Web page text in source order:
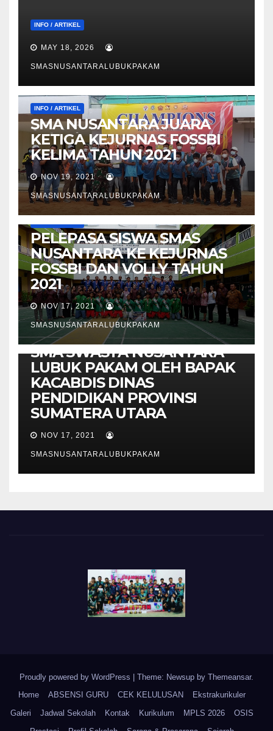
INFO / ARTIKEL
MAY 18, 2026
SMASNUSANTARALUBUKPAKAM
INFO / ARTIKEL
SMA NUSANTARA JUARA
KETIGA KEJURNAS FOSSBI
KELIMA TAHUN 2021
NOV 19, 2021
SMASNUSANTARALUBUKPAKAM
PELEPASA SISWA SMAS
NUSANTARA KE KEJURNAS
FOSSBI DAN VOLLY TAHUN
2021
NOV 17, 2021
SMASNUSANTARALUBUKPAKAM
INFO / ARTIKEL
LAUNCING PRODUK PKWU
SMA SWASTA NUSANTARA
LUBUK PAKAM OLEH BAPAK
KACABDIS DINAS
PENDIDIKAN PROVINSI
SUMATERA UTARA
NOV 17, 2021
SMASNUSANTARALUBUKPAKAM
Proudly powered by WordPress | Theme: Newsup by Themeansar.
Home
ABSENSI GURU CEK KELULUSAN
Ekstrakurikuler
Galeri
Jadwal Sekolah Kontak Kurikulum MPLS 2026
OSIS